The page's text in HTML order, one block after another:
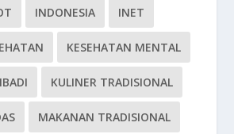
INDONESIA INET
KESEHATAN MENTAL
KULINER TRADISIONAL
MAKANAN TRADISIONAL